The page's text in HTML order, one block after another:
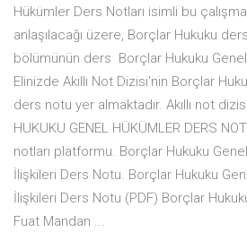
Hükümler Ders Notları isimli bu
anlaşılacağı üzere, Borçlar Hukuku
bölümünün ders Borçlar Hukuku
Elinizde Akıllı Not Dizisi'nin Borçlar
ders notu yer almaktadır. Akıllı not
HUKUKU GENEL HÜKÜMLER DERS
notları platformu. Borçlar Hukuku
İlişkileri Ders Notu. Borçlar Hukuku
İlişkileri Ders Notu (PDF) Borçlar
Fuat Mandan ...